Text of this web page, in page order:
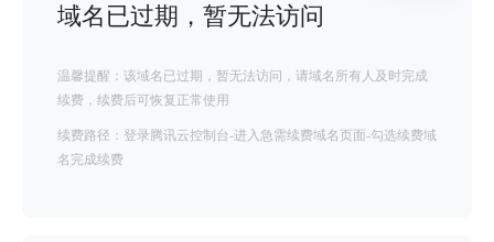
域名已过期，暂无法访问
温馨提醒：该域名已过期，暂无法访问，请域名所有人及时完成
续费，续费后可恢复正常使用
续费路径：登录腾讯云控制台-进入急需续费域名页面-勾选续费域
名完成续费